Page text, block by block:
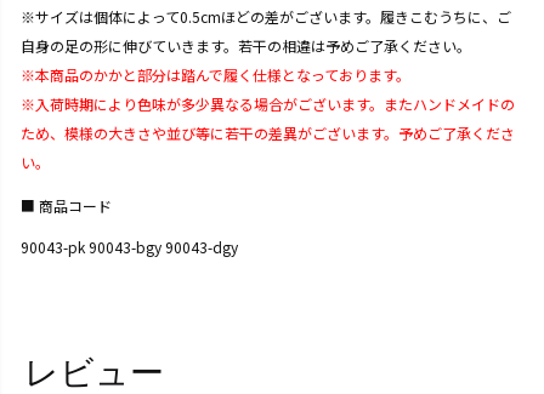
※サイズは個体によって0.5cmほどの差がございます。履きこむうちに、ご
自身の足の形に伸びていきます。若干の相違は予めご了承ください。
※本商品のかかと部分は踏んで履く仕様となっております。
※入荷時期により色味が多少異なる場合がございます。またハンドメイドの
ため、模様の大きさや並び等に若干の差異がございます。予めご了承くださ
い。
商品コード
90043-pk 90043-bgy 90043-dgy
レビュー